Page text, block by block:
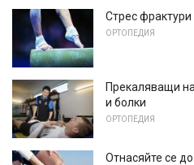
Стрес
ОРТОПЕДИЯ
Прекаляващи
и болки
ОРТОПЕДИЯ
Отнасяйте се